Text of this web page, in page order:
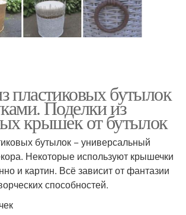
пластиковых бутылок
Поделки из
крышек от бутылок
бутылок − универсальный
Некоторые используют крышечки
и картин. Всё зависит от фантазии
способностей.